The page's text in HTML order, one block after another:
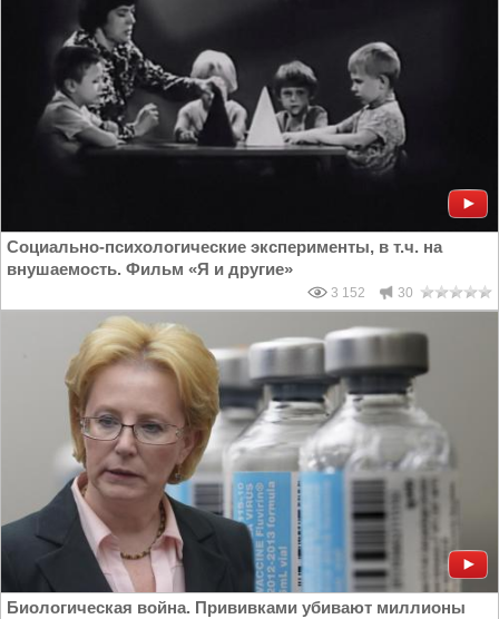
Социально-психологические эксперименты, в т.ч. на
внушаемость. Фильм «Я и другие»
3 152 30
Биологическая война. Прививками убивают миллионы